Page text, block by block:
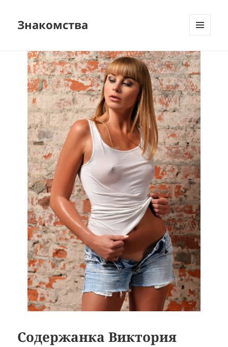
Знакомства
ВИДЖЕТЫ
Содержанка Виктория